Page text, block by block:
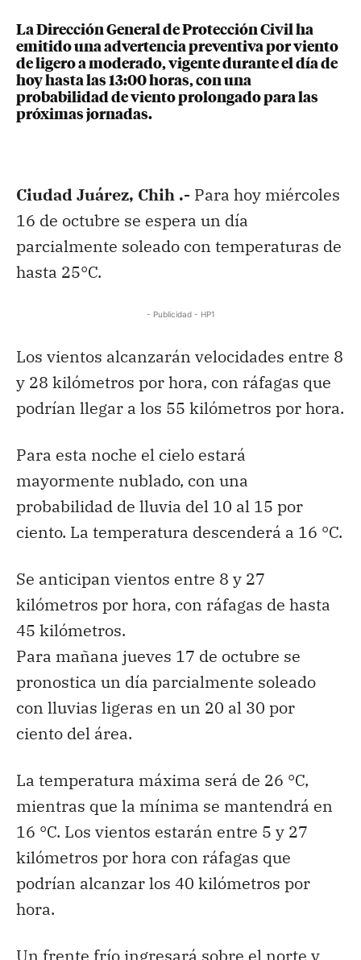
La Dirección General de Protección Civil ha
emitido una advertencia preventiva por viento
de ligero a moderado, vigente durante el día de
hoy hasta las 13:00 horas, con una
probabilidad de viento prolongado para las
próximas jornadas.
Ciudad Juárez, Chih .- Para hoy miércoles
16 de octubre se espera un día
parcialmente soleado con temperaturas de
hasta 25°C.
- Publicidad - HP1
Los vientos alcanzarán velocidades entre 8
y 28 kilómetros por hora, con ráfagas que
podrían llegar a los 55 kilómetros por hora.
Para esta noche el cielo estará
mayormente nublado, con una
probabilidad de lluvia del 10 al 15 por
ciento. La temperatura descenderá a 16 °C.
Se anticipan vientos entre 8 y 27
kilómetros por hora, con ráfagas de hasta
45 kilómetros.
Para mañana jueves 17 de octubre se
pronostica un día parcialmente soleado
con lluvias ligeras en un 20 al 30 por
ciento del área.
La temperatura máxima será de 26 °C,
mientras que la mínima se mantendrá en
16 °C. Los vientos estarán entre 5 y 27
kilómetros por hora con ráfagas que
podrían alcanzar los 40 kilómetros por
hora.
Un frente frío ingresará sobre el norte y